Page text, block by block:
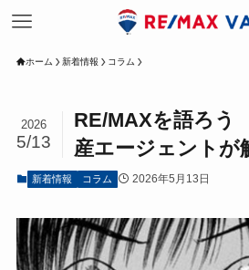
ホーム 新着情報 コラム
RE/MAXを語ろう
産エージェントが
2026
5/13
新着情報 コラム 2026年5月13日